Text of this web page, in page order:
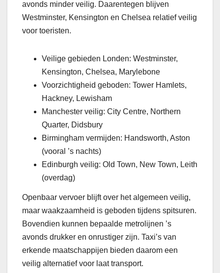
avonds minder veilig. Daarentegen blijven
Westminster, Kensington en Chelsea relatief veilig
voor toeristen.
Veilige gebieden Londen: Westminster,
Kensington, Chelsea, Marylebone
Voorzichtigheid geboden: Tower Hamlets,
Hackney, Lewisham
Manchester veilig: City Centre, Northern
Quarter, Didsbury
Birmingham vermijden: Handsworth, Aston
(vooral ’s nachts)
Edinburgh veilig: Old Town, New Town, Leith
(overdag)
Openbaar vervoer blijft over het algemeen veilig,
maar waakzaamheid is geboden tijdens spitsuren.
Bovendien kunnen bepaalde metrolijnen ’s
avonds drukker en onrustiger zijn. Taxi’s van
erkende maatschappijen bieden daarom een
veilig alternatief voor laat transport.